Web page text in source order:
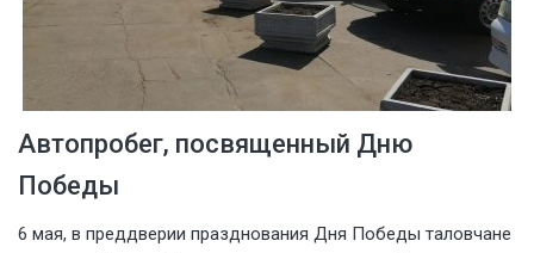
Автопробег, посвященный Дню
Победы
6 мая, в преддверии празднования Дня Победы таловчане